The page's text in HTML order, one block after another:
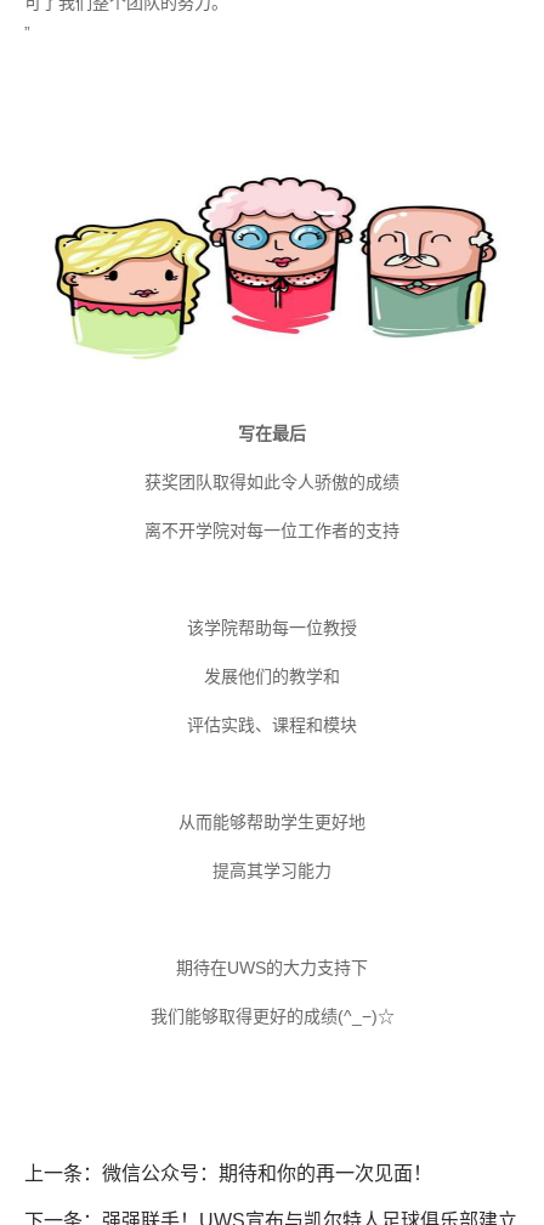
”
写在最后
获奖团队取得如此令人骄傲的成绩
离不开学院对每一位工作者的支持
该学院帮助每一位教授
发展他们的教学和
评估实践、课程和模块
从而能够帮助学生更好地
提高其学习能力
期待在UWS的大力支持下
我们能够取得更好的成绩(^_ −)☆
上一条：微信公众号：期待和你的再一次见面！
下一条：强强联手！UWS宣布与凯尔特人足球俱乐部建立